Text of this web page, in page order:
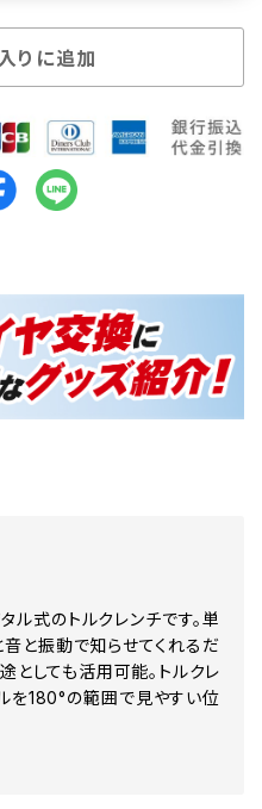
りに追加
ル式のトルクレンチです。単
と振動で知らせてくれるだ
としても活用可能。トルクレ
を180°の範囲で見やすい位